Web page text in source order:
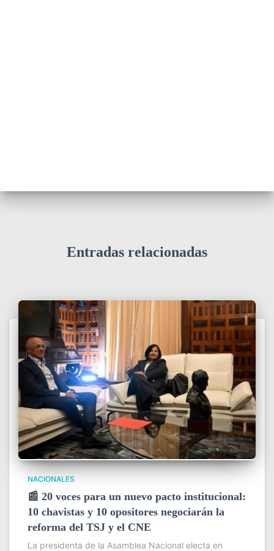
Entradas relacionadas
NACIONALES
📰 20 voces para un nuevo pacto institucional:
10 chavistas y 10 opositores negociarán la
reforma del TSJ y el CNE
La presidenta de la Asamblea Nacional electa en